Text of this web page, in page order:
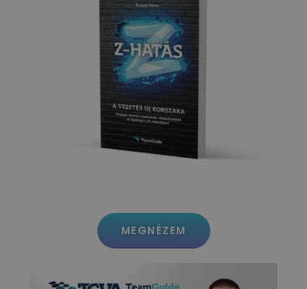
MEGNÉZEM